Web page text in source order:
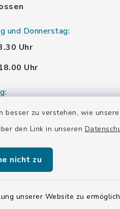
zu verstehen, wie
den Link in unseren
nicht zu
unserer Website zu
und Donnerstag:
Uhr
Uhr
Uhr